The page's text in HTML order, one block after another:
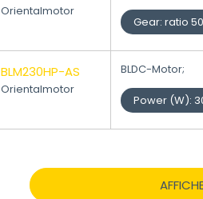
Orientalmotor
Gear: ratio 50
BLM230HP-AS
Orientalmotor
BLDC-Motor;
Power (W):